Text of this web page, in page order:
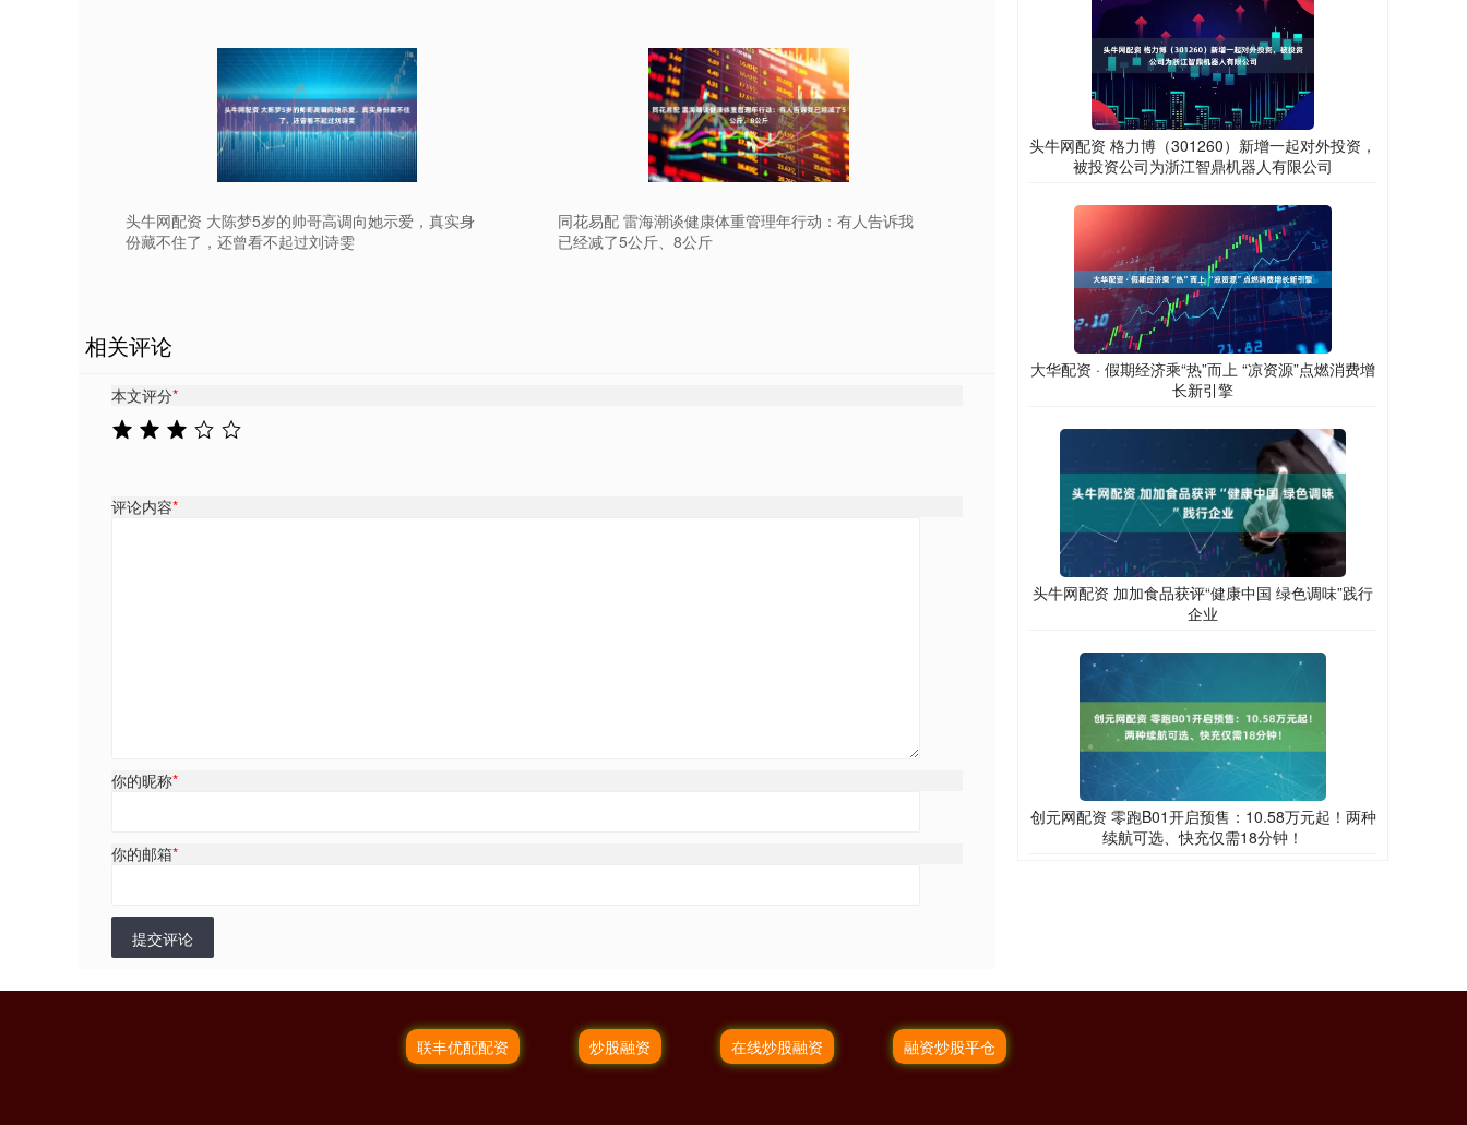
头牛网配资 大陈梦5岁的帅哥高调向她示爱，真实身
份藏不住了，还曾看不起过刘诗雯
同花易配 雷海潮谈健康体重管理年行动：有人告诉我
已经减了5公斤、8公斤
相关评论
本文评分*
评论内容*
你的昵称*
你的邮箱*
提交评论
头牛网配资 格力博（301260）新增一起对外投资，
被投资公司为浙江智鼎机器人有限公司
大华配资 · 假期经济乘“热”而上 “凉资源”点燃消费增
长新引擎
头牛网配资 加加食品获评“健康中国 绿色调味”践行
企业
创元网配资 零跑B01开启预售：10.58万元起！两种
续航可选、快充仅需18分钟！
联丰优配配资 炒股融资 在线炒股融资 融资炒股平仓